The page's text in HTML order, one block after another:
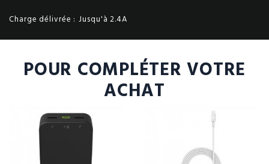
Charge délivrée : Jusqu'à 2.4A
POUR COMPLÉTER VOTRE
ACHAT